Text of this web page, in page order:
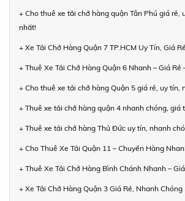
+ Cho thuê xe tải chở hàng quận Tân Phú giá rẻ,
nhất!
+ Xe Tải Chở Hàng Quận 7 TP.HCM Uy Tín, Giá
+ Thuê Xe Tải Chở Hàng Quận 6 Nhanh – Giá Rẻ
+ Cho thuê xe tải chở hàng Quận 5 giá rẻ, uy tín,
+ Thuê xe tải chở hàng quận 4 nhanh chóng, giá
+ Thuê xe tải chở hàng Thủ Đức uy tín, nhanh
+ Cho Thuê Xe Tải Quận 11 – Chuyển Hàng
+ Thuê Xe Tải Chở Hàng Bình Chánh Nhanh –
+ Xe Tải Chở Hàng Quận 3 Giá Rẻ, Nhanh Chóng